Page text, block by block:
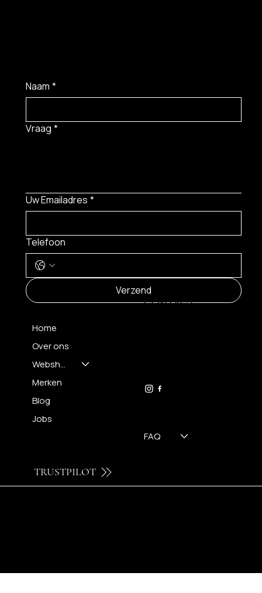
Naam *
Vraag *
Uw Emailadres *
Telefoon
Verzend
Home
Over ons
Webshop
Merken
Blog
Jobs
FAQ
CONTACT
TRUSTPILOT